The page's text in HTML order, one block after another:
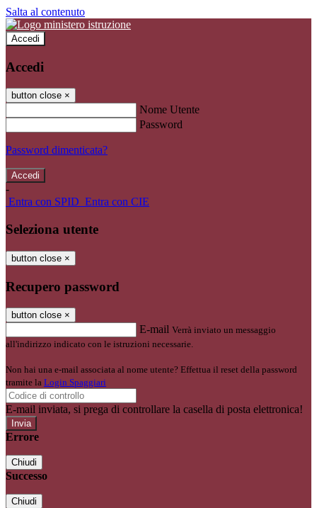
Salta al contenuto
Accedi
Accedi
button close ×
Nome Utente
Password
Password dimenticata?
-
Entra con SPID Entra con CIE
Seleziona utente
button close ×
Recupero password
button close ×
E-mail Verrà inviato un messaggio
all'indirizzo indicato con le istruzioni necessarie.
Non hai una e-mail associata al nome utente? Effettua il reset della password
tramite la Login Spaggiari
E-mail inviata, si prega di controllare la casella di posta elettronica!
Errore
Chiudi
Successo
Chiudi